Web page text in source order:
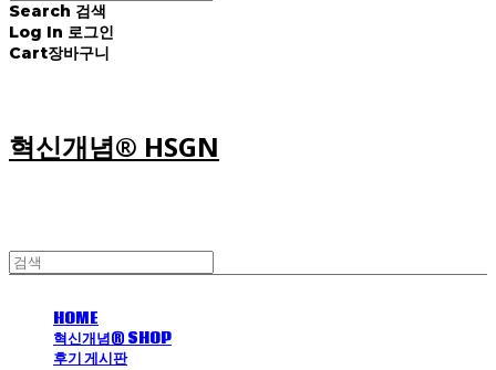
Search 검색
Log In 로그인
Cart장바구니
혁신개념® HSGN
HOME
혁신개념® SHOP
후기 게시판